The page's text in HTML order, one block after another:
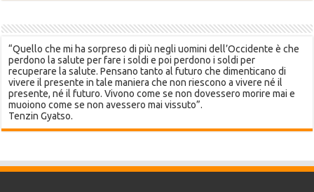
“Quello che mi ha sorpreso di più negli uomini dell’Occidente è che
perdono la salute per fare i soldi e poi perdono i soldi per
recuperare la salute. Pensano tanto al futuro che dimenticano di
vivere il presente in tale maniera che non riescono a vivere né il
presente, né il futuro. Vivono come se non dovessero morire mai e
muoiono come se non avessero mai vissuto”.
Tenzin Gyatso.